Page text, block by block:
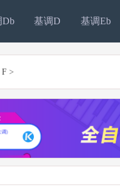
Db 基调D 基调Eb
F >